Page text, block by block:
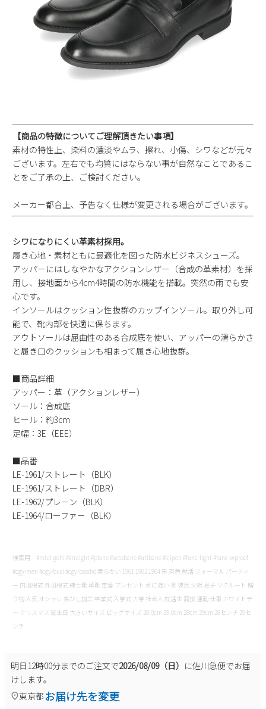
【商品の特徴についてご理解頂きたい事項】
素材の特性上、染料の濃淡やムラ、擦れ、小傷、シワなどが元々
ございます。左右でも均質にはならない事が自然なことであるこ
とをご了承の上、ご検討ください。
メーカー都合上、予告なく仕様が変更される場合がございます。
シワになりにくい革素材採用。
履き心地・素材ともに最適化を図った防水ビジネスシューズ。
アッパーにはしなやかなアクションレザー（合成の革素材）を採
用し、接地面から4cm4時間の防水機能を搭載。突然の雨でも安
心です。
インソールはクッション性抜群のカップインソール。取り外し可
能で、靴内部を快適に保ちます。
アウトソールは屈曲性のある合成底を使い、アッパーの滑らかさ
と履き口のクッションも相まって履き心地抜群。
■商品詳細
アッパー：革（アクションレザー）
ソール：合成底
ヒール：約3cm
足幅：3E（EEE）
■品番
LE-1961/ストレート（BLK）
LE-1961/ストレート（DBR）
LE-1962/プレーン（BLK）
LE-1964/ローファー（BLK）
検索用：#mtal-gohi #straight #plane #sotobane #utibane #slipon #func-light #func-wproof
#cgy-men #cgy-busi #cgy-bsssho 柔らかい 1961 1962 1964 黒 茶色 就活 フォーマル パーティ
ー 内羽根式 外羽根式 紳士靴 革靴 定番 プレゼント 水に強い 楽 彼氏 父親 息子 リクルート 贈
り物 人気 オシャレ 焦がし加工 卒業式 入学式 大学 社会人 就活生 面接 通勤 仕事 ホワイトデ
ー クリスマス 誕生日 大きいサイズ ビッグサイズ 28.0cm 29.0cm 28cm 29cm 28センチ 29セ
ンチ
明日12時00分までのご注文で2026/08/09（日） に佐川急便でお届
けします。
東京都 お届け先を変更